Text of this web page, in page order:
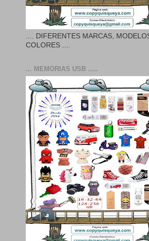
.... DIFERENTES MARCAS,
COLORES ....
... MEMORIAS USB .....